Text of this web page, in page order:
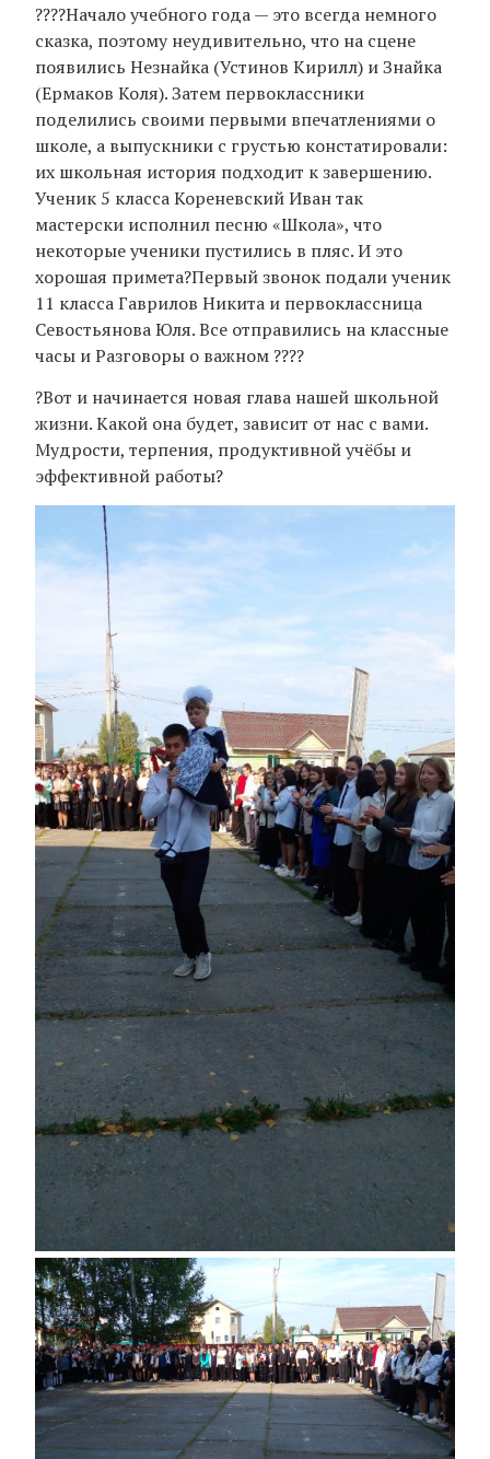
?‍??‍?Начало учебного года — это всегда немного
сказка, поэтому неудивительно, что на сцене
появились Незнайка (Устинов Кирилл) и Знайка
(Ермаков Коля). Затем первоклассники
поделились своими первыми впечатлениями о
школе, а выпускники с грустью констатировали:
их школьная история подходит к завершению.
Ученик 5 класса Кореневский Иван так
мастерски исполнил песню «Школа», что
некоторые ученики пустились в пляс. И это
хорошая примета?Первый звонок подали ученик
11 класса Гаврилов Никита и первоклассница
Севостьянова Юля. Все отправились на классные
часы и Разговоры о важном ?‍??‍?
?Вот и начинается новая глава нашей школьной
жизни. Какой она будет, зависит от нас с вами.
Мудрости, терпения, продуктивной учёбы и
эффективной работы?